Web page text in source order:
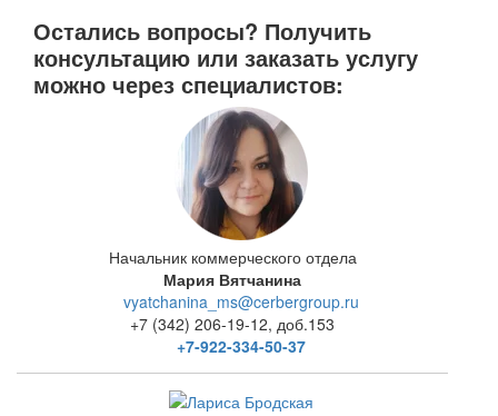
Остались вопросы? Получить
консультацию или заказать услугу
можно через специалистов:
Начальник коммерческого отдела
Мария Вятчанина
vyatchanina_ms@cerbergroup.ru
+7 (342) 206-19-12, доб.153
+7-922-334-50-37